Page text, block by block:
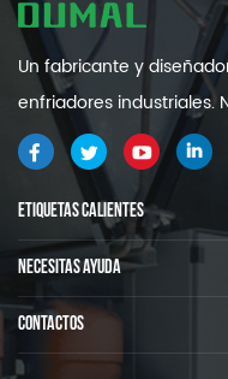
Un fabricante y
enfriadores industriales.
proporcionarle
calidad y eficiencia .
ETIQUETAS CALIENTES
NECESITAS AYUDA
CONTACTOS